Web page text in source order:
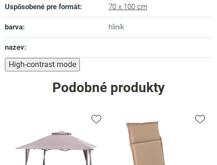
Uspôsobené pre formát: 70 x 100 cm
barva: hliník
nazev:
High-contrast mode
Podobné produkty